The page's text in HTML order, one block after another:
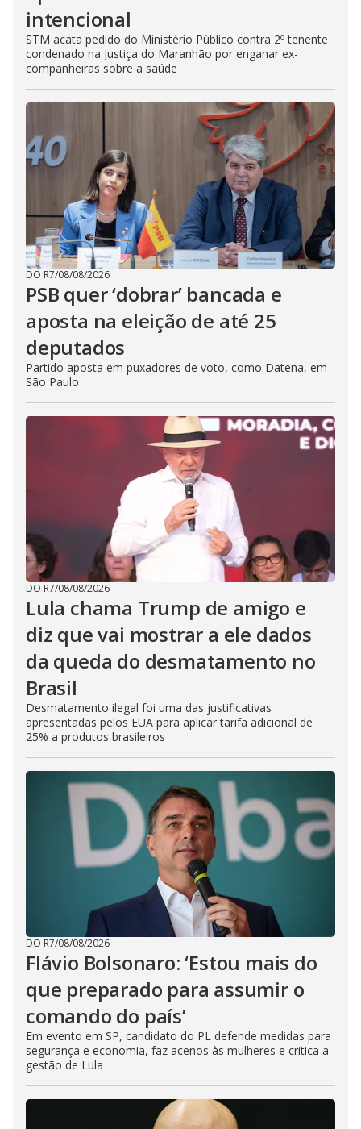
intencional
STM acata pedido do Ministério Público contra 2º tenente
condenado na Justiça do Maranhão por enganar ex-
companheiras sobre a saúde
DO R7/08/08/2026
PSB quer ‘dobrar’ bancada e
aposta na eleição de até 25
deputados
Partido aposta em puxadores de voto, como Datena, em
São Paulo
DO R7/08/08/2026
Lula chama Trump de amigo e
diz que vai mostrar a ele dados
da queda do desmatamento no
Brasil
Desmatamento ilegal foi uma das justificativas
apresentadas pelos EUA para aplicar tarifa adicional de
25% a produtos brasileiros
DO R7/08/08/2026
Flávio Bolsonaro: ‘Estou mais do
que preparado para assumir o
comando do país’
Em evento em SP, candidato do PL defende medidas para
segurança e economia, faz acenos às mulheres e critica a
gestão de Lula